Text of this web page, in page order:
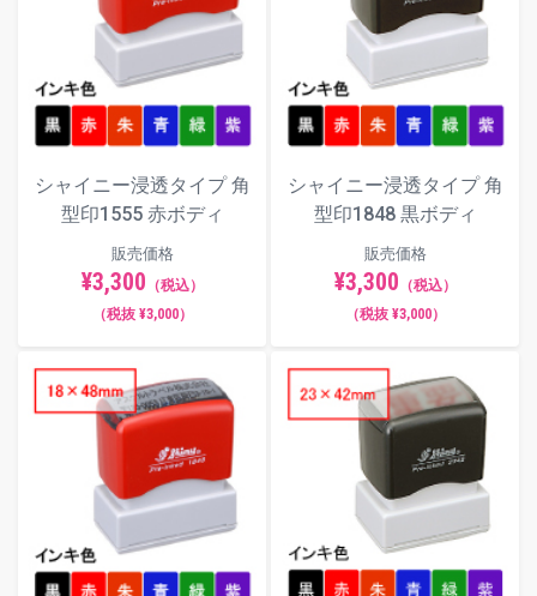
シャイニー浸透タイプ 角
型印1555 赤ボディ
販売価格
¥3,300 （税込）
（税抜 ¥3,000）
シャイニー浸透タイプ 角
型印1848 黒ボディ
販売価格
¥3,300 （税込）
（税抜 ¥3,000）